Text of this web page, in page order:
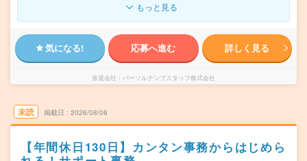
もっと見る
気になる! 応募へ進む 詳しく見る
派遣会社 パーソルテンプスタッフ株式会社
未読 掲載日 2026/08/06
【年間休日130日】カンタン事務からはじめら